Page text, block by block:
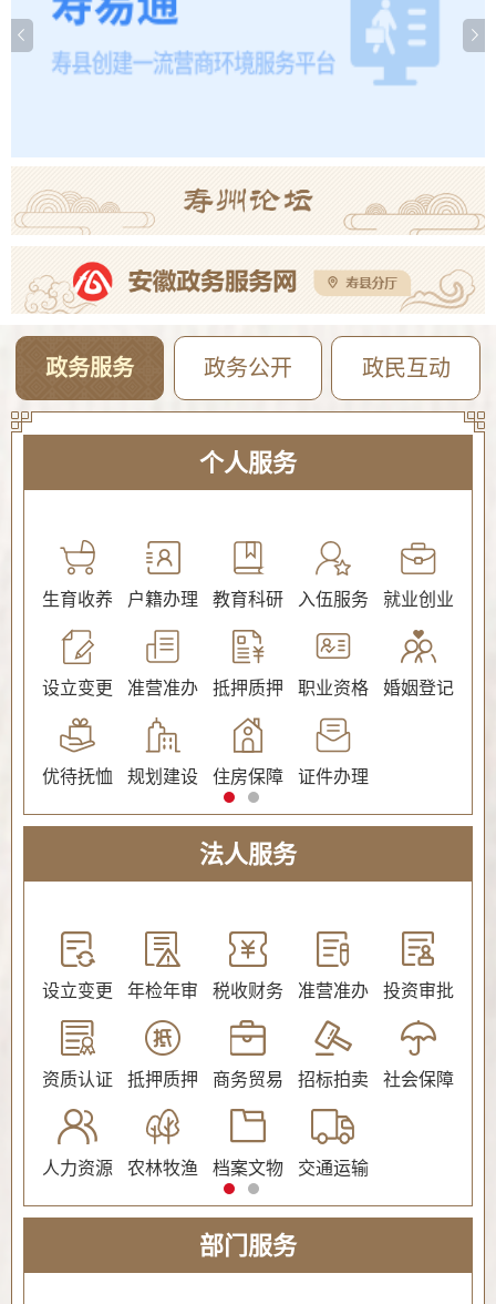
【曝光·第104期】寿县这些人不戴头盔已被“抓拍”！
2026年寿县公开选调高中教师专业测试成绩公告 08-04
2026年寿县一中新桥校区公开招聘教师专业测试成绩公告
政务服务 政务公开 政民互动
个人服务
生育收养 户籍办理 教育科研 入伍服务 就业创业
设立变更 准营准办 抵押质押 职业资格 婚姻登记
优待抚恤 规划建设 住房保障 证件办理
法人服务
设立变更 年检年审 税收财务 准营准办 投资审批
资质认证 抵押质押 商务贸易 招标拍卖 社会保障
人力资源 农林牧渔 档案文物 交通运输
部门服务